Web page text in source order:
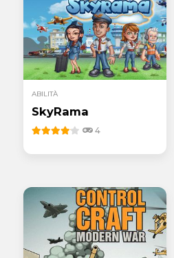
ABILITÀ
SkyRama
4